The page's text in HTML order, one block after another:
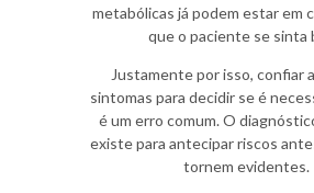
metabólicas já podem estar em
que o paciente se sinta
Justamente por isso, confiar
sintomas para decidir se é
é um erro comum. O
existe para antecipar riscos
tornem evidentes.